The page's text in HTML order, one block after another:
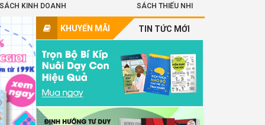
SÁCH KINH DOANH SÁCH THIẾU NHI
KHUYẾN MÃI TIN TỨC MỚI